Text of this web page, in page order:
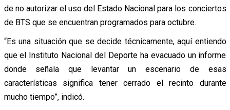
de no autorizar el uso del Estado Nacional para los conciertos
de BTS que se encuentran programados para octubre.
“Es una situación que se decide técnicamente, aquí entiendo
que el Instituto Nacional del Deporte ha evacuado un informe
donde señala que levantar un escenario de esas
características significa tener cerrado el recinto durante
mucho tiempo”, indicó.